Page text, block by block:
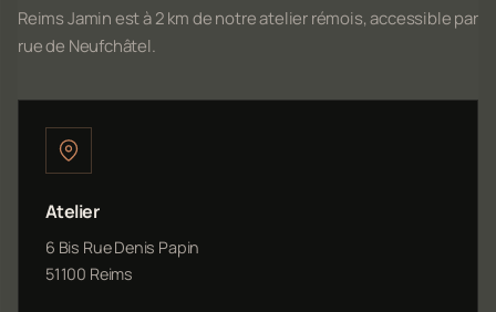
Reims Jamin est à 2 km de notre atelier rémois, accessible par
rue de Neufchâtel.
Atelier
6 Bis Rue Denis Papin
51100 Reims